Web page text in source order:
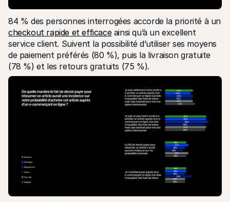
checkout rapide et efficace ainsi qu’à un excellent
service client. Suivent la possibilité d’utiliser ses moyens
de paiement préférés (80 %), puis la livraison gratuite
(78 %) et les retours gratuits (75 %).